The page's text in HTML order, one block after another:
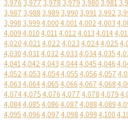
3,976 3,977 3,978 3,979 3,980 3,981
3,987 3,988 3,989 3,990 3,9913,992
3,998 3,9994,0004,0014,0024,003
4,0094,0104,0114,0124,0134,014
4,0204,0214,0224,0234,0244,025
4,0304,0314,0324,0334,0344,035
4,0414,0424,0434,0444,0454,046
4,0524,0534,0544,0554,0564,057
4,0634,0644,0654,0664,0674,068
4,0744,0754,0764,0774,0784,079
4,0844,0854,0864,0874,0884,089
4,0954,0964,0974,0984,0994,100